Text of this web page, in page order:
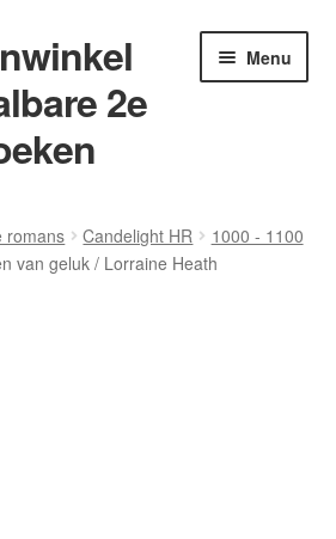
2e
Menu
romans Candelight HR
1000 - 1100
van geluk / Lorraine Heath